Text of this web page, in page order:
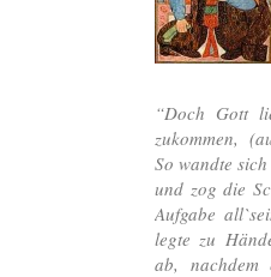
“Doch Gott
zukommen,
So wandte
und zog die
Aufgabe
legte zu
ab, nachdem